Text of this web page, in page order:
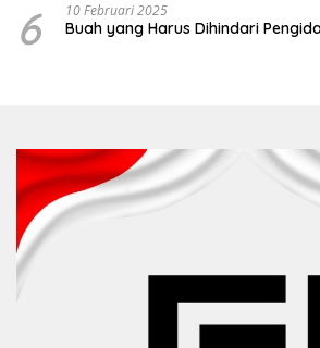
6 10 Februari 2025
Buah yang Harus Dihindari